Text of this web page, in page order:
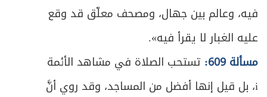
فيه، وعالم بين جهال، ومصحف معلّق قد وقع
عليه الغبار لا يقرأ فيه».
مسألة 609:
تستحب الصلاة في مشاهد الأئمة
i، بل قيل إنها أفضل من المساجد، وقد روي أنَّ